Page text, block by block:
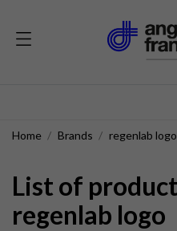
Home Brands regenlab logo
List of
regenlab logo